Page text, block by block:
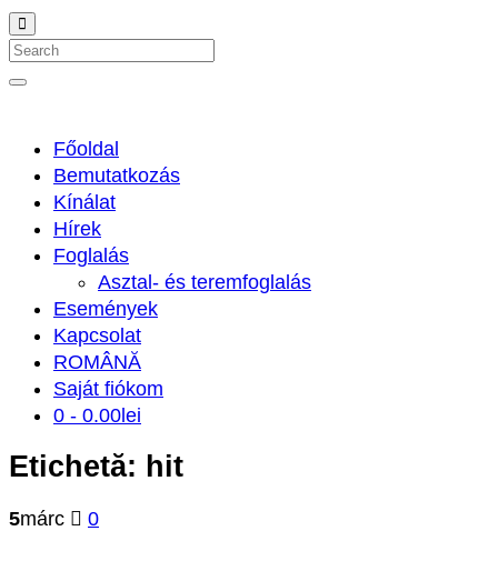
Search
Főoldal
Bemutatkozás
Kínálat
Hírek
Foglalás
Asztal- és teremfoglalás
Események
Kapcsolat
ROMÂNĂ
Saját fiókom
0 - 0.00 lei
Etichetă: hit
5márc 0